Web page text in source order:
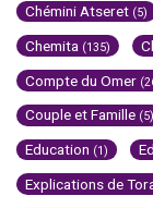
Chémini Atseret (5)
Chemita (135)
Compte du Omer
Couple et Famille (5)
Education (1)
Explications de